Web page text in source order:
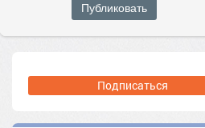
Публиковать
Подписаться